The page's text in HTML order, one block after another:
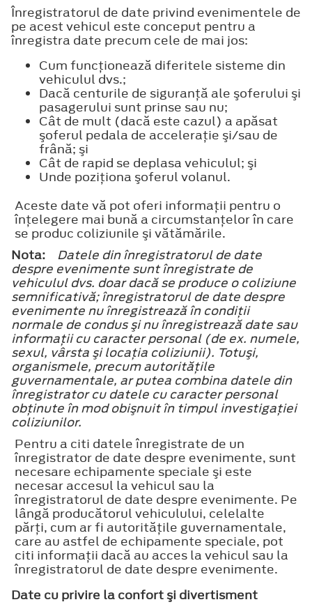
Înregistratorul de date privind evenimentele de
pe acest vehicul este conceput pentru a
înregistra date precum cele de mai jos:
Cum funcţionează diferitele sisteme din
vehiculul dvs.;
Dacă centurile de siguranţă ale şoferului şi
pasagerului sunt prinse sau nu;
Cât de mult (dacă este cazul) a apăsat
şoferul pedala de acceleraţie şi/sau de
frână; şi
Cât de rapid se deplasa vehiculul; şi
Unde poziţiona şoferul volanul.
Aceste date vă pot oferi informaţii pentru o
înţelegere mai bună a circumstanţelor în care
se produc coliziunile şi vătămările.
Nota:
Datele din înregistratorul de date
despre evenimente sunt înregistrate de
vehiculul dvs. doar dacă se produce o coliziune
semnificativă; înregistratorul de date despre
evenimente nu înregistrează în condiţii
normale de condus şi nu înregistrează date sau
informaţii cu caracter personal (de ex. numele,
sexul, vârsta şi locaţia coliziunii). Totuşi,
organismele, precum autorităţile
guvernamentale, ar putea combina datele din
înregistrator cu datele cu caracter personal
obţinute în mod obişnuit în timpul investigaţiei
coliziunilor.
Pentru a citi datele înregistrate de un
înregistrator de date despre evenimente, sunt
necesare echipamente speciale şi este
necesar accesul la vehicul sau la
înregistratorul de date despre evenimente. Pe
lângă producătorul vehiculului, celelalte
părţi, cum ar fi autorităţile guvernamentale,
care au astfel de echipamente speciale, pot
citi informaţii dacă au acces la vehicul sau la
înregistratorul de date despre evenimente.
Date cu privire la confort şi divertisment